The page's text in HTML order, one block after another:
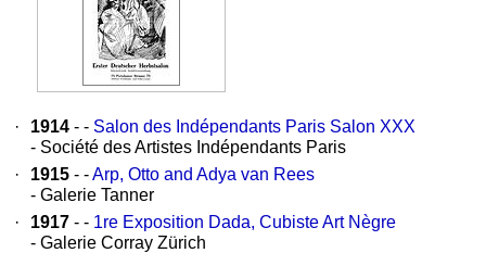
· 1914 - - Salon des Indépendants Paris Salon XXX
- Société des Artistes Indépendants Paris
·
1915 - -Arp, Otto and Adya van Rees
- Galerie Tanner
·
1917 - - 1re Exposition Dada, Cubiste Art Nègre
- Galerie Corray Zürich